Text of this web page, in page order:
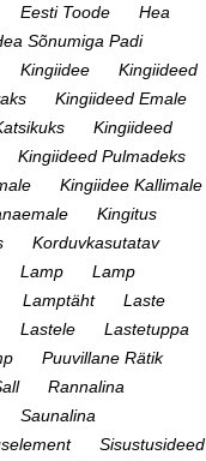
Eesti Toode
Hea
Sõnumiga Padi
Kingiidee
Kingiideed
Kingiideed Emale
Kingiideed
Kingiideed Pulmadeks
Kingiidee Kallimale
Kingitus
Korduvkasutatav
Lamp
Lamp
Lamptäht
Laste
Lastele
Lastetuppa
Puuvillane Rätik
Rannalina
Saunalina
Sisustusideed